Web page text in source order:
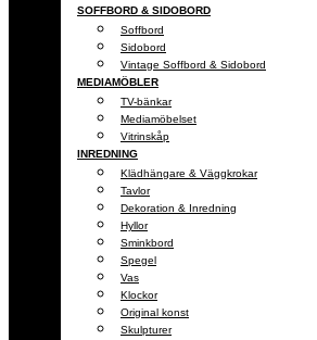
SOFFBORD & SIDOBORD
Soffbord
Sidobord
Vintage Soffbord & Sidobord
MEDIAMÖBLER
TV-bänkar
Mediamöbelset
Vitrinskåp
INREDNING
Klädhängare & Väggkrokar
Tavlor
Dekoration & Inredning
Hyllor
Sminkbord
Spegel
Vas
Klockor
Original konst
Skulpturer